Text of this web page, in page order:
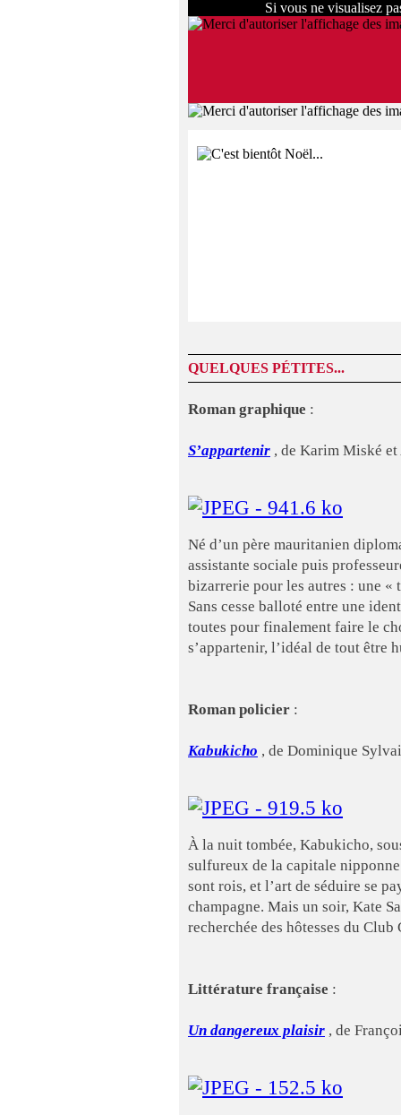
Si vous ne visualisez
QUELQUES PÉTITES...
Roman graphique :
S’appartenir , de Karim Miské
Né d’un père mauritanien
assistante sociale puis
bizarrerie pour les autres : une «
Sans cesse balloté entre une
toutes pour finalement faire le
s’appartenir, l’idéal de tout être
Roman policier :
Kabukicho , de Dominique
À la nuit tombée, Kabukicho,
sulfureux de la capitale
sont rois, et l’art de séduire se
champagne. Mais un soir, Kate
recherchée des hôtesses du Club
Littérature française :
Un dangereux plaisir , de